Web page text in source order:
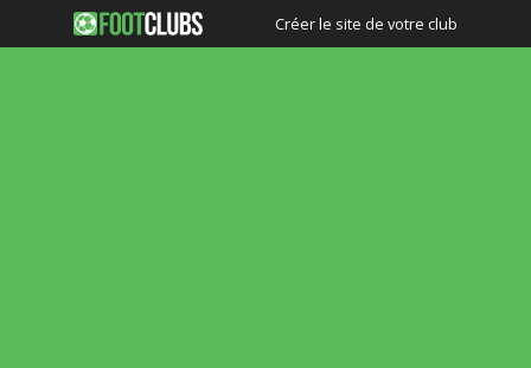
Créer le site de votre club